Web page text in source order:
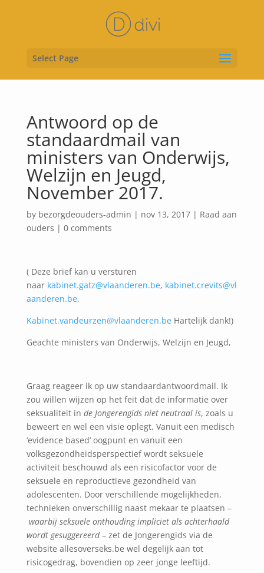
Select Page
Antwoord op de
standaardmail van
ministers van Onderwijs,
Welzijn en Jeugd,
November 2017.
by bezorgdeouders-admin | nov 13, 2017| Raad aan
ouders | 0 comments
( Deze brief kan u versturen
naar kabinet.gatz@vlaanderen.be, kabinet.crevits@vl
aanderen.be,
Kabinet.vandeurzen@vlaanderen.beHartelijk dank!)
Geachte ministers van Onderwijs, Welzijn en Jeugd,
Graag reageer ik op uw standaardantwoordmail. Ik
zou willen wijzen op het feit dat de informatie over
seksualiteit in de Jongerengids niet neutraal is, zoals u
beweert en wel een visie oplegt. Vanuit een medisch
‘evidence based’ oogpunt en vanuit een
volksgezondheidsperspectief wordt seksuele
activiteit beschouwd als een risicofactor voor de
seksuele en reproductieve gezondheid van
adolescenten. Door verschillende mogelijkheden,
technieken onverschillig naast mekaar te plaatsen –
waarbij seksuele onthouding impliciet als achterhaald
wordt gesuggereerd– zet de Jongerengids via de
website allesoverseks.be wel degelijk aan tot
risicogedrag, bovendien op zeer jonge leeftijd.